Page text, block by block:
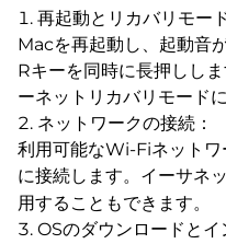
再起動とリカバリモー
Macを再起動し、起動
Rキーを同時に長押しし
ーネットリカバリモード
ネットワークの接続：
利用可能なWi-Fiネットワ
に接続します。イーサネ
用することもできます。
OSのダウンロードとイ